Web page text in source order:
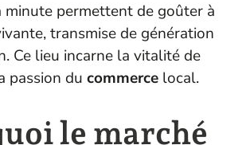
minute permettent de goûter à
transmise de génération
Ce lieu incarne la vitalité de
passion du commerce local.
le marché